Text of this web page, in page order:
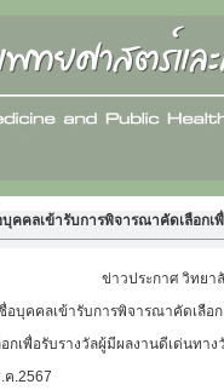
คคลเข้ารับการพิจารณาคัดเลือก
ข่าวประกาศ วิทย
อบุคคลเข้ารับการพิจารณาคัดเลือ
เพื่อรับรางวัลผู้มีผลงานดีเด่นท
ค.2567